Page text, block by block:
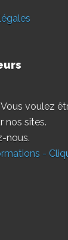
Vous voulez
nos sites.
nous.
-